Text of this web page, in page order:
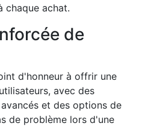
chaque achat.
de
d'honneur à offrir une
avec des
et des options de
de problème lors d'une